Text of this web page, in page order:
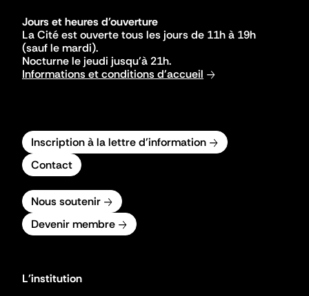
Jours et heures d'ouverture
La Cité est ouverte tous les jours de 11h à 19h
(sauf le mardi).
Nocturne le jeudi jusqu'à 21h.
Informations et conditions d'accueil
Inscription à la lettre d'information
Contact
Nous soutenir
Devenir membre
L'institution